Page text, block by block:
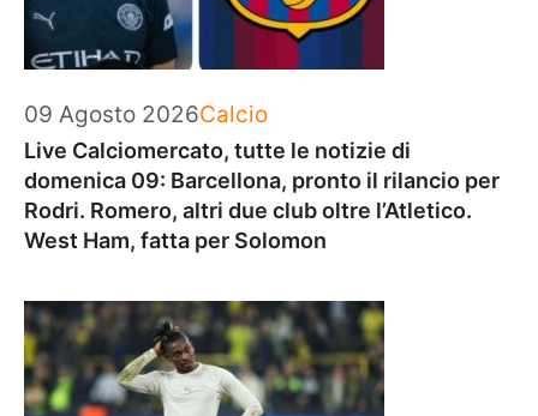
09 Agosto 2026Categorie
Calcio
Live Calciomercato, tutte le notizie di
domenica 09: Barcellona, pronto il rilancio per
Rodri. Romero, altri due club oltre l’Atletico.
West Ham, fatta per Solomon